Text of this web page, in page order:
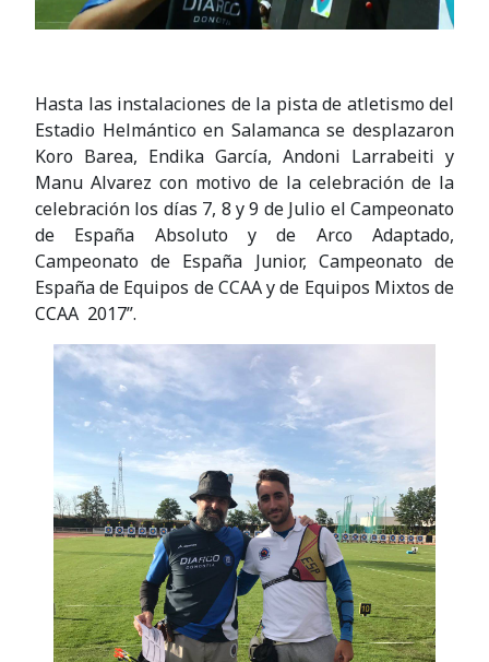
Hasta las instalaciones de la pista de atletismo del
Estadio Helmántico en Salamanca se desplazaron
Koro Barea, Endika García, Andoni Larrabeiti y
Manu Alvarez con motivo de la celebración de la
celebración los días 7, 8 y 9 de Julio el Campeonato
de España Absoluto y de Arco Adaptado,
Campeonato de España Junior, Campeonato de
España de Equipos de CCAA y de Equipos Mixtos de
CCAA 2017”.